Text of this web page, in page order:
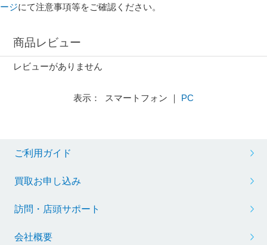
ージにて注意事項等をご確認ください。
商品レビュー
レビューがありません
表示： スマートフォン ｜ PC
ご利用ガイド
買取お申し込み
訪問・店頭サポート
会社概要